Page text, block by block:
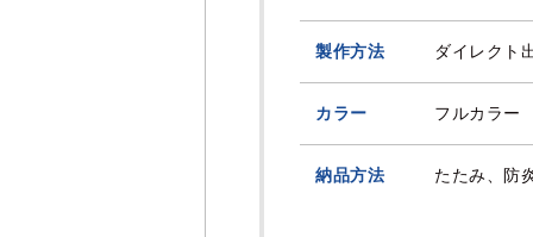
製作方法 ダイレクト
カラー フルカラー
納品方法 たたみ、防